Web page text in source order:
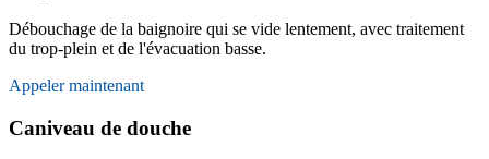
Débouchage de la baignoire qui se vide lentement, avec traitement
du trop-plein et de l'évacuation basse.
Appeler maintenant
Caniveau de douche